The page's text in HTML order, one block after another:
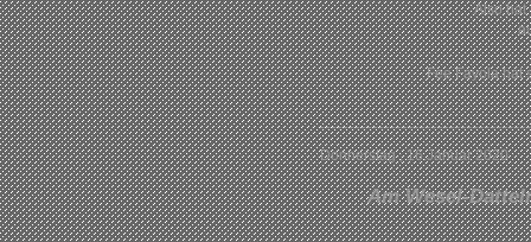
Also hat
Fee Fayola hat
Donnerstag , 16.Januar 2020
Am Wesel-